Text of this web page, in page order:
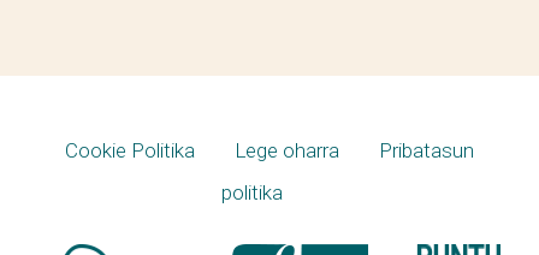
Cookie Politika Lege oharra
Pribatasun
politika